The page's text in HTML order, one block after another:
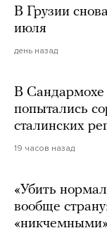
В Грузии
июля
день назад
В Сандармохе
попытались
сталинских
19 часов назад
«Убить
вообще